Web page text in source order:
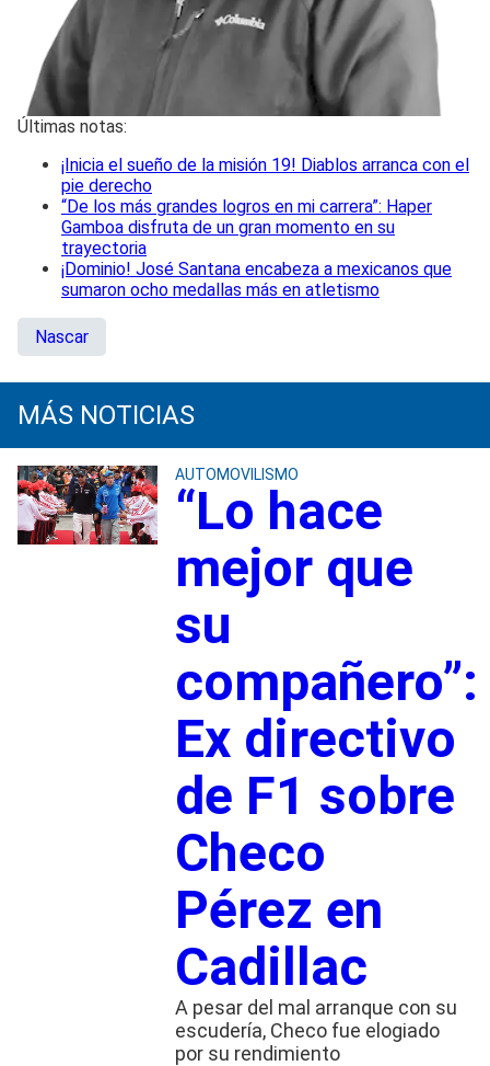
Últimas notas:
¡Inicia el sueño de la misión 19! Diablos arranca con el
pie derecho
“De los más grandes logros en mi carrera”: Haper
Gamboa disfruta de un gran momento en su
trayectoria
¡Dominio! José Santana encabeza a mexicanos que
sumaron ocho medallas más en atletismo
Nascar
MÁS NOTICIAS
AUTOMOVILISMO
“Lo hace
mejor que
su
compañero”:
Ex directivo
de F1 sobre
Checo
Pérez en
Cadillac
A pesar del mal arranque con su
escudería, Checo fue elogiado
por su rendimiento